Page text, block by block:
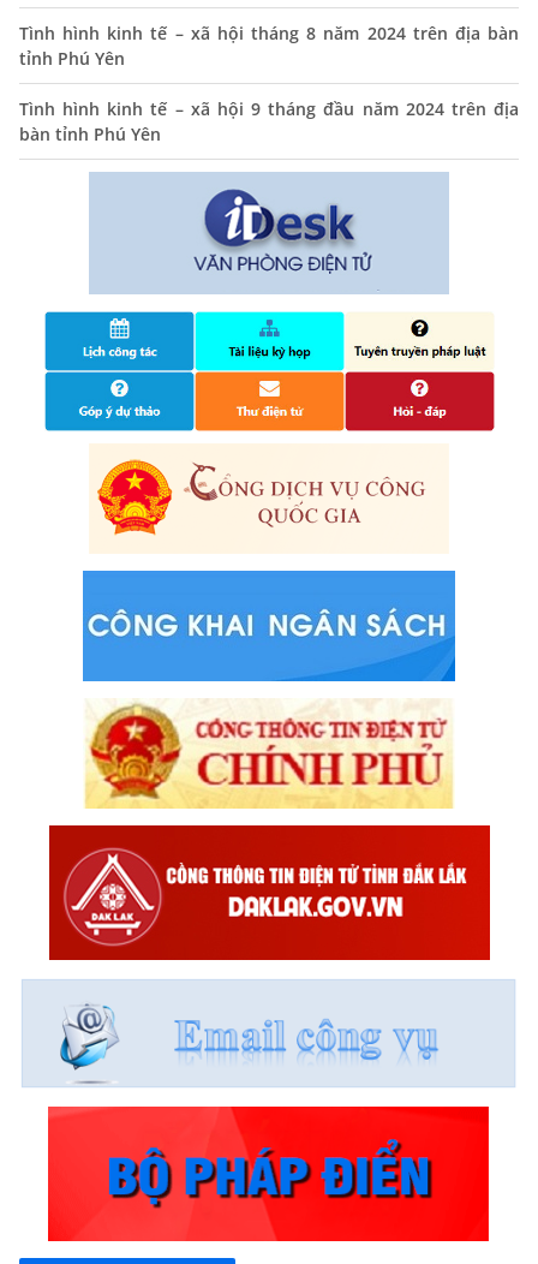
THÔNG BÁO Niêm yết danh mục dịch vụ công trực tuyến
toàn trình trên Hệ thống thông tin giải quyết thủ tục
hành chính tỉnh Phú Yên
14/10/2024
Tình hình kinh tế – xã hội tháng 8 năm 2024 trên địa bàn
tỉnh Phú Yên
Tình hình kinh tế – xã hội 9 tháng đầu năm 2024 trên địa
bàn tỉnh Phú Yên